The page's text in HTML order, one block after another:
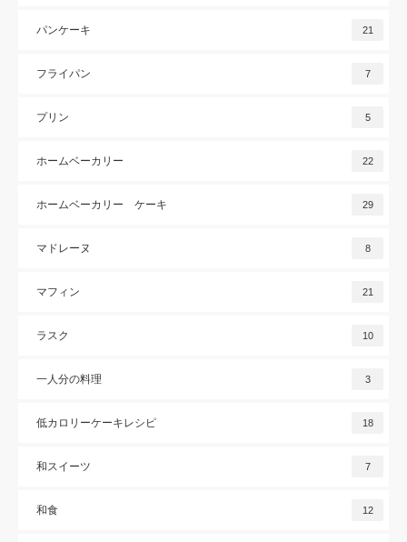
パンケーキ 21
フライパン 7
プリン 5
ホームベーカリー 22
ホームベーカリー ケーキ 29
マドレーヌ 8
マフィン 21
ラスク 10
一人分の料理 3
低カロリーケーキレシピ 18
和スイーツ 7
和食 12